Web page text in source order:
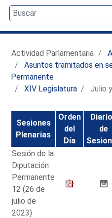
Actividad Parlamentaria
Asuntos tramitados en
Permanente
XIV Legislatura
Julio
Sesiones
Plenarias
Orden
del
Día
de
Sesión de la
Diputación
Permanente
12 (26 de
julio de
2023)